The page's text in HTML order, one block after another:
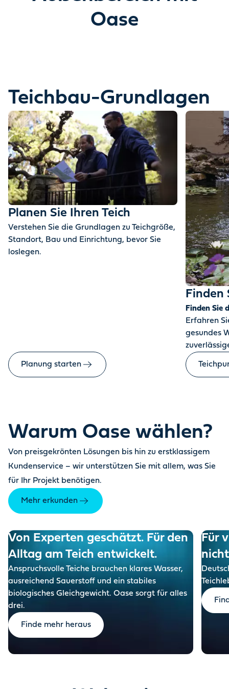
Oase
Teichbau-Grundlagen
Planen Sie Ihren Teich
Verstehen Sie die Grundlagen zu Teichgröße,
Standort, Bau und Einrichtung, bevor Sie
loslegen.
Planung starten
Finden
Finden Sie
Erfahren
gesundes
Warum Oase wählen?
Von preisgekrönten Lösungen bis hin zu erstklassigem
Kundenservice – wir unterstützen Sie mit allem, was Sie
für Ihr Projekt benötigen.
Mehr erkunden
Von Experten geschätzt. Für den
Alltag am Teich entwickelt.
Anspruchsvolle Teiche brauchen klares Wasser,
ausreichend Sauerstoff und ein stabiles
biologisches Gleichgewicht. Oase sorgt für alles
drei.
Finde mehr heraus
Für